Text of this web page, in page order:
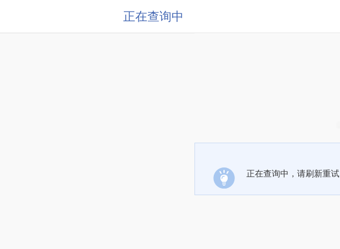
正在查询中
正在查询中，请刷新重试